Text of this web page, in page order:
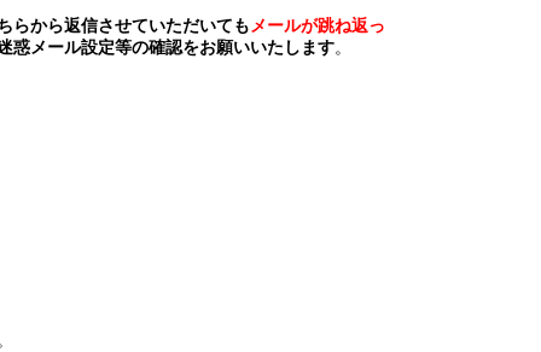
らから返信させていただいてもメールが跳ね返っ
惑メール設定等の確認をお願いいたします。